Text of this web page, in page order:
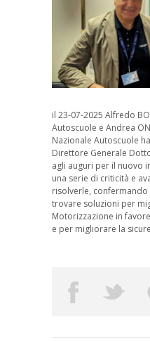
il 23-07-2025 Alfredo
Autoscuole e Andrea
Nazionale Autoscuole
Direttore Generale
agli auguri per il nuovo
una serie di criticità e
risolverle,
trovare soluzioni per
Motorizzazione in
e per migliorare la